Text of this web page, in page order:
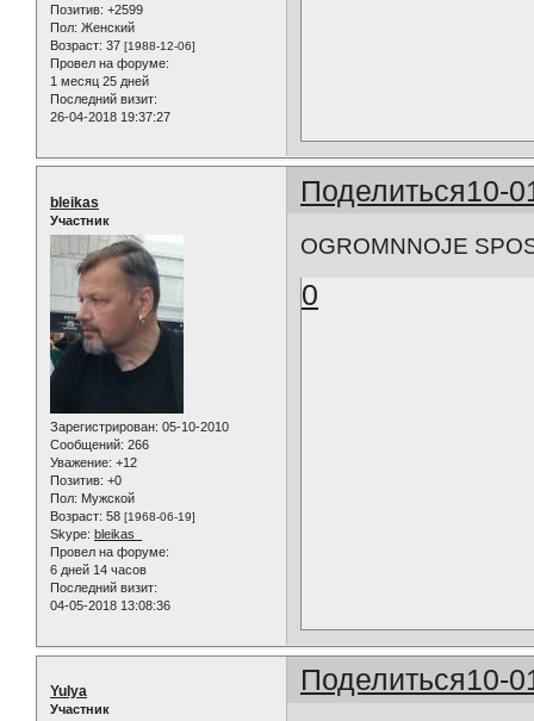
Позитив: +2599
Пол: Женский
Возраст: 37 [1988-12-06]
Провел на форуме:
1 месяц 25 дней
Последний визит:
26-04-2018 19:37:27
Поделиться10-
bleikas
Участник
Зарегистрирован: 05-10-2010
Сообщений: 266
Уважение: +12
Позитив: +0
Пол: Мужской
Возраст: 58 [1968-06-19]
Skype: bleikas_
Провел на форуме:
6 дней 14 часов
Последний визит:
04-05-2018 13:08:36
OGROMNNOJE
0
Поделиться10-
Yulya
Участник